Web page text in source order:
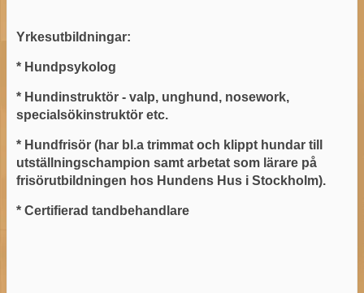
Yrkesutbildningar:
* Hundpsykolog
* Hundinstruktör - valp, unghund, nosework,
specialsökinstruktör etc.
* Hundfrisör (har bl.a trimmat och klippt hundar till
utställningschampion samt arbetat som lärare på
frisörutbildningen hos Hundens Hus i Stockholm).
* Certifierad tandbehandlare